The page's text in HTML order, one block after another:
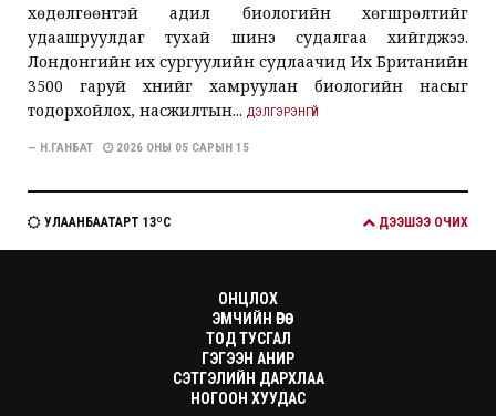
хөдөлгөөнтэй адил биологийн хөгшрөлтийг
удаашруулдаг тухай шинэ судалгаа хийгджээ.
Лондонгийн их сургуулийн судлаачид Их Британийн
3500 гаруй хүнийг хамруулан биологийн насыг
тодорхойлох, насжилтын... ДЭЛГЭРЭНГҮЙ
— Н.ГАНБАТ 2026 ОНЫ 05 САРЫН 15
ДЭЭШЭЭ ОЧИХ
УЛААНБААТАРТ 13ºC
ОНЦЛОХ
ЭМЧИЙН ӨРӨӨ
ТОД ТУСГАЛ
ГЭГЭЭН АНИР
СЭТГЭЛИЙН ДАРХЛАА
НОГООН ХУУДАС